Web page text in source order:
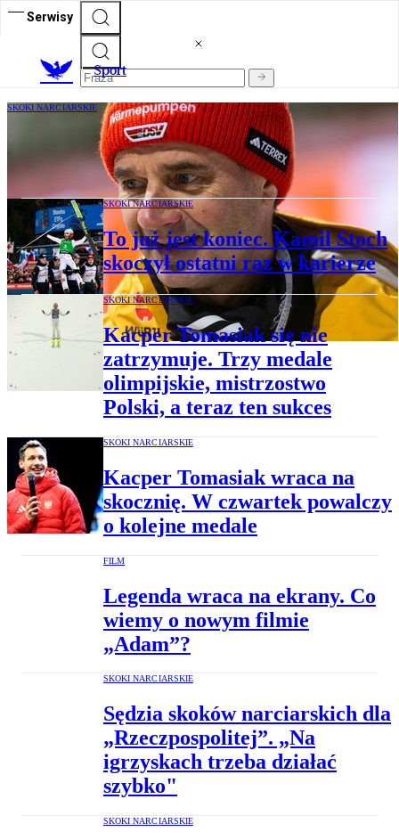
Serwisy
Sport
SKOKI NARCIARSKIE
Powrót i nowa rola Stefana Horngachera
w polskich skokach narciarskich
SKOKI NARCIARSKIE
To już jest koniec. Kamil Stoch
skoczył ostatni raz w karierze
SKOKI NARCIARSKIE
Kacper Tomasiak się nie
zatrzymuje. Trzy medale
olimpijskie, mistrzostwo
Polski, a teraz ten sukces
SKOKI NARCIARSKIE
Kacper Tomasiak wraca na
skocznię. W czwartek powalczy
o kolejne medale
FILM
Legenda wraca na ekrany. Co
wiemy o nowym filmie
„Adam”?
SKOKI NARCIARSKIE
Sędzia skoków narciarskich dla
„Rzeczpospolitej”. „Na
igrzyskach trzeba działać
szybko"
SKOKI NARCIARSKIE